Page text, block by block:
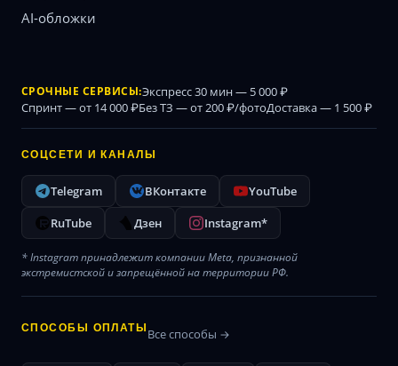
AI-обложки
СРОЧНЫЕ СЕРВИСЫ:Экспресс 30 мин — 5 000 ₽
Спринт — от 14 000 ₽Без ТЗ — от 200 ₽/фотоДоставка — 1 500 ₽
СОЦСЕТИ И КАНАЛЫ
Telegram ВКонтакте
YouTube
RuTube
Дзен Instagram*
* Instagram принадлежит компании Meta, признанной
экстремистской и запрещённой на территории РФ.
СПОСОБЫ ОПЛАТЫ Все способы →